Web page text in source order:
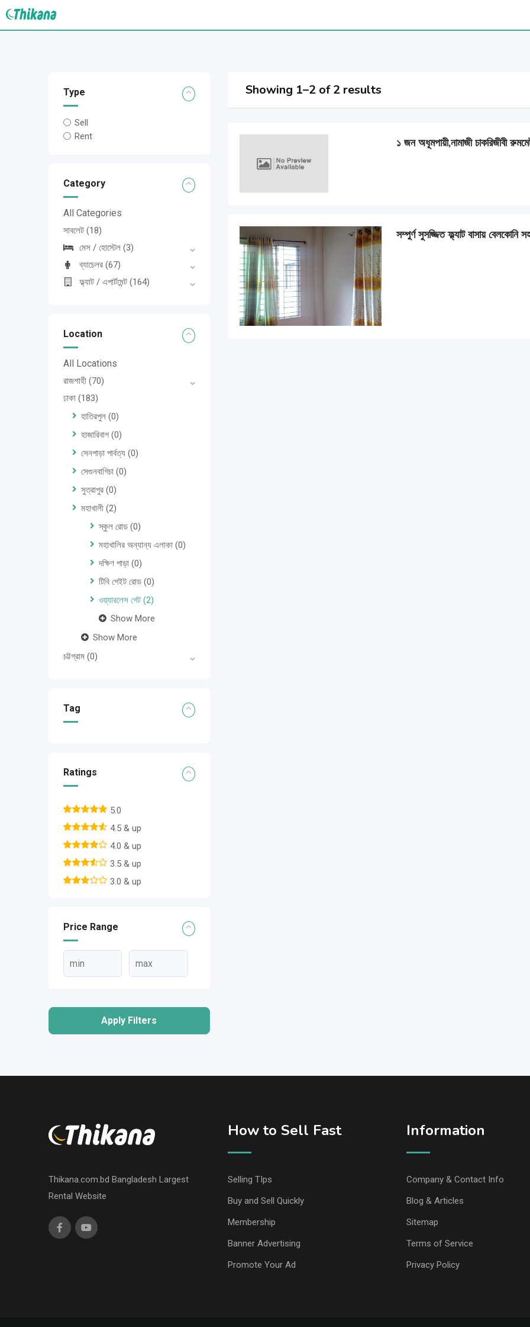
Skip
Type
Sell
Rent
Category
All Categories
সাবলেট (18)
মেস / হোস্টেল (3)
ব্যাচেলর (67)
ফ্ল্যাট / এপার্টমেন্ট (164)
Location
All Locations
রাজশাহী (70)
ঢাকা (183)
হাতিরপুল (0)
হাজারিবাগ (0)
সেনপাড়া পার্বত্য (0)
সেগুনবাগিচা (0)
সুত্রাপুর (0)
মহাখালী (2)
স্কুল রোড (0)
মহাখালির অন্যান্য এলাকা (0)
দক্ষিণ পাড়া (0)
টিবি গেইট রোড (0)
ওয়্যারলেস গেট (2)
Show More
Show More
চট্টগ্রাম (0)
Tag
Ratings
5.0
4.5 & up
4.0 & up
3.5 & up
3.0 & up
Price Range
Apply Filters
Showing 1–2 of 2 results
১ জন অধূমপায়ী,নামাজী চাকরিজীবী
সম্পুর্ণ সুসজ্জিত ফ্ল্যাট বাসায়
Thikana.com.bd Bangladesh Largest
Rental Website
How to Sell Fast
Selling TIps
Buy and Sell Quickly
Membership
Banner Advertising
Promote Your Ad
Information
Company & Contact Info
Blog & Articles
Sitemap
Terms of Service
Privacy Policy